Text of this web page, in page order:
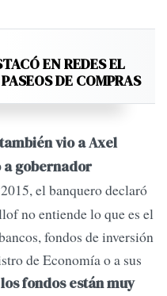
EN REDES EL
DE COMPRAS
vio a Axel
gobernador
el banquero declaró
no entiende lo que es el
fondos de inversión
de Economía o a sus
fondos están muy